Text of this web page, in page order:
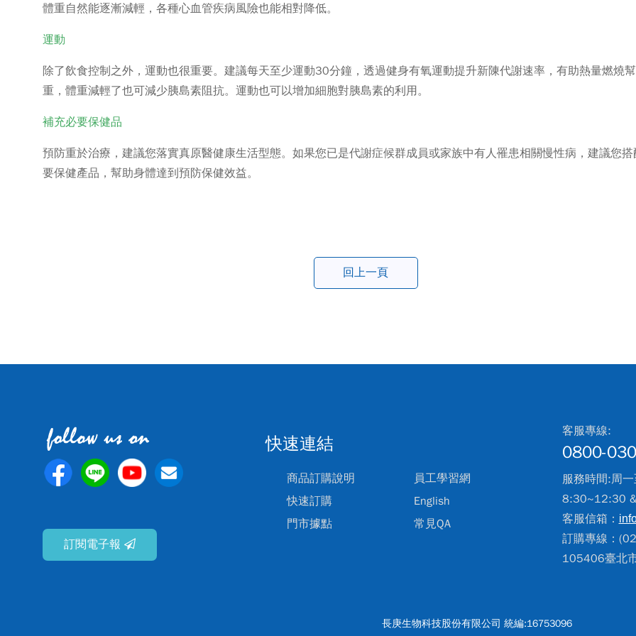
體重自然能逐漸減輕，各種心血管疾病風險也能相對降低。
運動
除了飲食控制之外，運動也很重要。建議每天至少運動30分鐘，透過健身有氧運動提升新陳代謝速率，有助熱量燃燒
重，體重減輕了也可減少胰島素阻抗。運動也可以增加細胞對胰島素的利用。
補充必要保健品
預防重於治療，建議您落實真原醫健康生活型態。如果您已是代謝症候群成員或家族中有人罹患相關慢性病，建議您
要保健產品，幫助身體達到預防保健效益。
回上一頁
訂閱電子報
快速連結
商品訂購說明
快速訂購
門市據點
員工學習網
English
常見QA
客服專線:
0800-
服務時間:周
8:30~12:30
客服信箱：
訂購專線：
105406臺北
長庚生物科技股份有限公司 統編:16753096